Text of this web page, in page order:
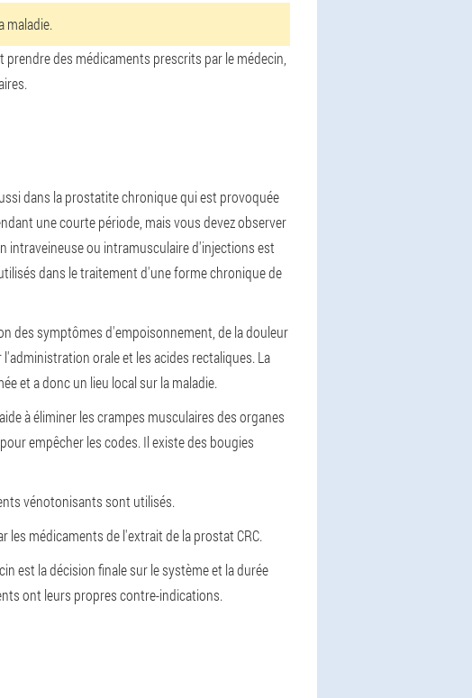
maladie.
des médicaments prescrits par le médecin,
dans la prostatite chronique qui est provoquée
une courte période, mais vous devez observer
intraveineuse ou intramusculaire d'injections est
dans le traitement d'une forme chronique de
des symptômes d'empoisonnement, de la douleur
orale et les acides rectaliques. La
et a donc un lieu local sur la maladie.
à éliminer les crampes musculaires des organes
empêcher les codes. Il existe des bougies
vénotonisants sont utilisés.
médicaments de l'extrait de la prostat CRC.
est la décision finale sur le système et la durée
ont leurs propres contre-indications.